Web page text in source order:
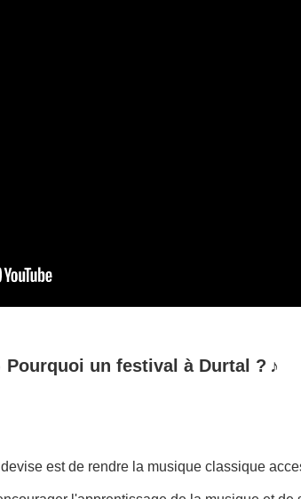
Pourquoi un festival à Durtal ? ♪
est de rendre la musique classique